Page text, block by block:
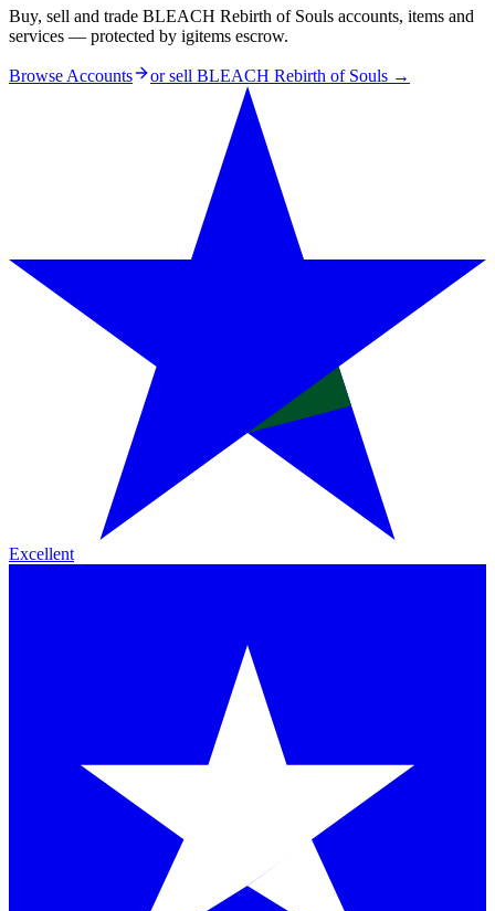
Buy, sell and trade BLEACH Rebirth of Souls accounts, items and
services — protected by igitems escrow.
Browse Accounts or sell BLEACH Rebirth of Souls →
Excellent